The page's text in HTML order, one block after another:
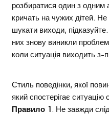
розбиратися один з одним
кричать на чужих дітей.
шукати виходи,
них знову виникли
коли ситуація виходить з-
Стиль поведінки, якої
який спостерігає ситуацію
Правило 1. Не завжди